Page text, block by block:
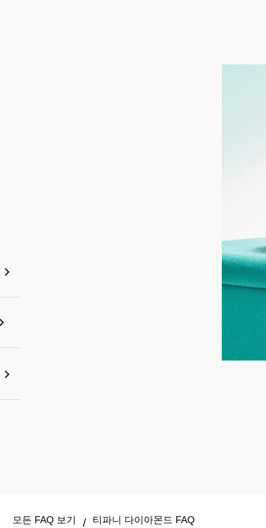
모든 FAQ 보기 / 티파니 다이아몬드 FAQ